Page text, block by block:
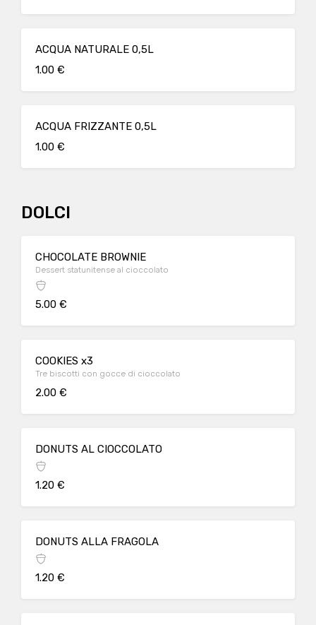
ACQUA NATURALE 0,5L
1.00 €
ACQUA FRIZZANTE 0,5L
1.00 €
DOLCI
CHOCOLATE BROWNIE
Dessert statunitense al cioccolato
5.00 €
COOKIES x3
Tre biscotti con gocce di cioccolato
2.00 €
DONUTS AL CIOCCOLATO
1.20 €
DONUTS ALLA FRAGOLA
1.20 €